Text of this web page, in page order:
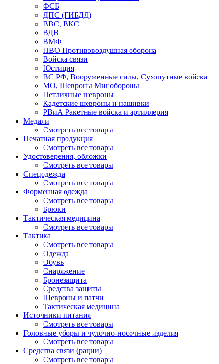
ФСБ
ДПС (ГИБДД)
ВВС, ВКС
ВДВ
ВМФ
ПВО Противовоздушная оборона
Войска связи
Юстиция
ВС РФ, Вооруженные силы, Сухопутные войска
МО, Шевроны Минобороны
Петличные шевроны
Кадетские шевроны и нашивки
РВиА Ракетные войска и артиллерия
Медали
Смотреть все товары
Печатная продукция
Смотреть все товары
Удостоверения, обложки
Смотреть все товары
Спецодежда
Смотреть все товары
Форменная одежда
Смотреть все товары
Брюки
Тактическая медицина
Смотреть все товары
Тактика
Смотреть все товары
Одежда
Обувь
Снаряжение
Бронезащита
Средства защиты
Шевроны и патчи
Тактическая медицина
Источники питания
Смотреть все товары
Головные уборы и чулочно-носочные изделия
Смотреть все товары
Средства связи (рации)
Смотреть все товары